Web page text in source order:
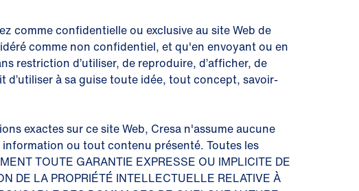
comme confidentielle ou exclusive au site Web de
comme non confidentiel, et qu'en envoyant ou en
restriction d’utiliser, de reproduire, d’afficher, de
à sa guise toute idée, tout concept, savoir-
exactes sur ce site Web, Cresa n'assume aucune
ou tout contenu présenté. Toutes les
TOUTE GARANTIE EXPRESSE OU IMPLICITE DE
DE LA PROPRIÉTÉ INTELLECTUELLE RELATIVE À